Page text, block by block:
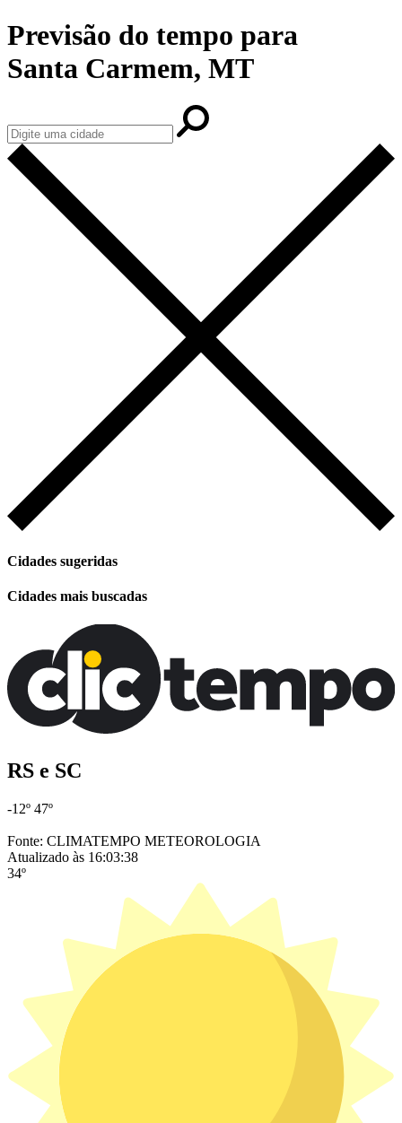
Previsão do tempo para
Santa Carmem, MT
Cidades sugeridas
Cidades mais buscadas
RS e SC
-12º 47º
Fonte: CLIMATEMPO METEOROLOGIA
Atualizado às 16:03:38
34º